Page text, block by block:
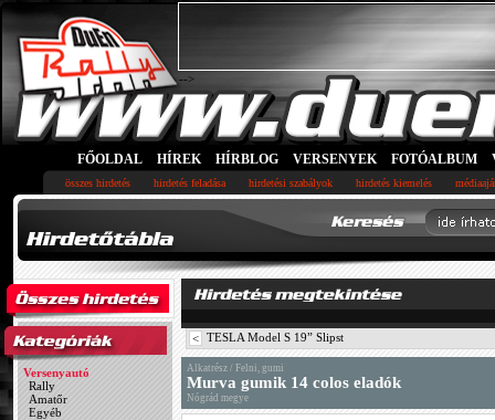
-->
FŐOLDAL HÍREK HÍRBLOG VERSENYEK FOTÓALBUM
összes hirdetés hirdetés feladása hirdetési szabályok hirdetés kiemelés
Versenyautó
Rally
Amatőr
Egyéb
< TESLA Model S 19” Slipst
Alkatrész / Felni, gumi
Murva gumik 14 colos eladók
Nógrád megye